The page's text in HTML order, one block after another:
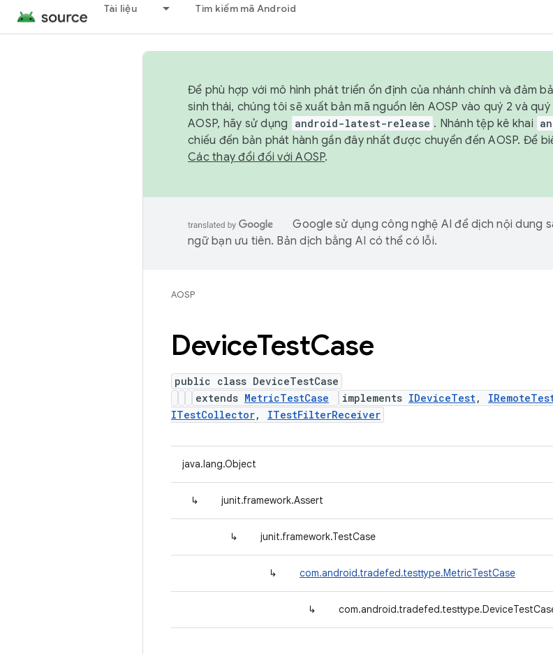
Tài liệu Tìm kiếm mã Android
Để phù hợp với mô hình phát triển ổn định của nhánh chính và đảm
sinh thái, chúng tôi sẽ xuất bản mã nguồn lên AOSP vào quý 2 và
AOSP, hãy sử dụng
android-latest-release . Nhánh tệp kê khai
chiếu đến bản phát hành gần đây nhất được chuyển đến AOSP. Để
Các thay đổi đối với AOSP.
Google sử dụng công nghệ AI để dịch nội dung
ngữ bạn ưu tiên. Bản dịch bằng AI có thể có lỗi.
AOSP
DeviceTestCase
public class DeviceTestCase
extends MetricTestCase implements IDeviceTest,
ITestCollector, ITestFilterReceiver
java.lang.Object
↳ junit.framework.Assert
↳ junit.framework.TestCase
↳ com.android.tradefed.testtype.MetricTestCase
↳